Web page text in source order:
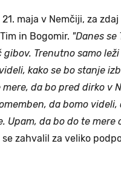
maja v Nemčiji, za
in Bogomir. "Danes se
Trenutno samo
kako se bo stanje
da bo pred dirko v
da bomo videli,
Upam, da bo do te mere
zahvalil za veliko